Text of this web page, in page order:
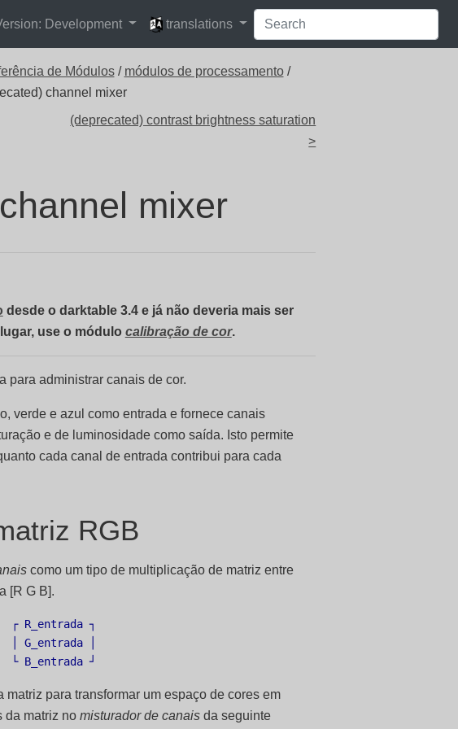
Development
languages
translations
de Módulos/ módulos de processamento/
channel mixer
(deprecated) contrast brightness saturation
>
mixer
desde o darktable 3.4 e já não deveria mais ser
use o módulo calibração de cor.
para administrar canais de cor.
verde e azul como entrada e fornece canais
e de luminosidade como saída. Isto permite
cada canal de entrada contribui para cada
RGB
como um tipo de multiplicação de matriz entre
[R G B].
R_entrada ┐
G_entrada │
para transformar um espaço de cores em
da matriz no misturador de canaisda seguinte